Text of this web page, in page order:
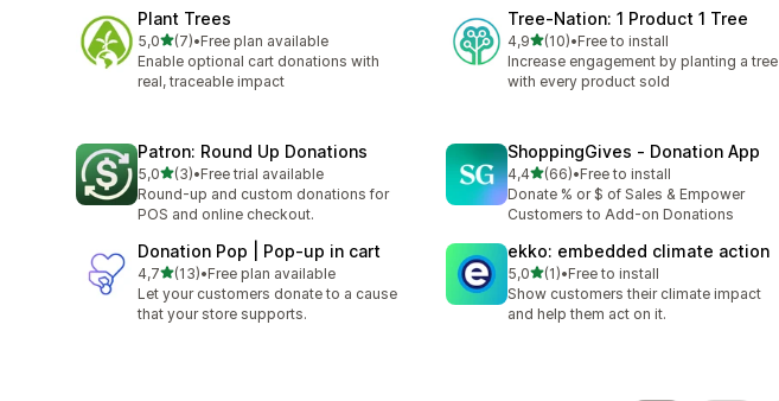
Plant Trees
5,0z 5 hvězd
(7)
Celkový počet recenzí: 7
•Free plan available
Enable optional cart donations with
real, traceable impact
Tree‑Nation: 1 Product 1 Tree
4,9z 5 hvězd
(10)
Celkový počet recenzí: 10
•Free to install
Increase engagement by planting a tree
with every product sold
Patron: Round Up Donations
5,0z 5 hvězd
(3)
Celkový počet recenzí: 3
•Free trial available
Round-up and custom donations for
POS and online checkout.
ShoppingGives ‑ Donation App
4,4z 5 hvězd
(66)
Celkový počet recenzí: 66
•Free to install
Donate % or $ of Sales & Empower
Customers to Add-on Donations
Donation Pop | Pop‑up in cart
4,7z 5 hvězd
(13)
Celkový počet recenzí: 13
•Free plan available
Let your customers donate to a cause
that your store supports.
ekko: embedded climate action
5,0z 5 hvězd
(1)
Celkový počet recenzí: 1
•Free to install
Show customers their climate impact
and help them act on it.